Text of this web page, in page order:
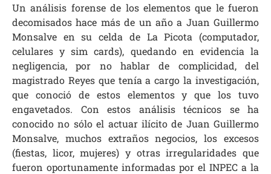
Un análisis forense de los elementos que le fueron
decomisados hace más de un año a Juan Guillermo
Monsalve en su celda de La Picota (computador,
celulares y sim cards), quedando en evidencia la
negligencia, por no hablar de complicidad, del
magistrado Reyes que tenía a cargo la investigación,
que conoció de estos elementos y que los tuvo
engavetados. Con estos análisis técnicos se ha
conocido no sólo el actuar ilícito de Juan Guillermo
Monsalve, muchos extraños negocios, los excesos
(fiestas, licor, mujeres) y otras irregularidades que
fueron oportunamente informadas por el INPEC a la